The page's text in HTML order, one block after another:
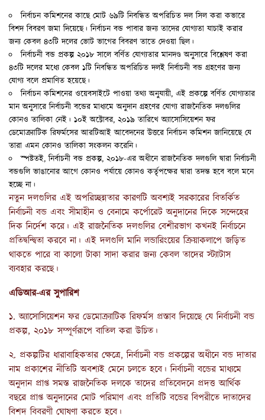
নির্বাচন কমিশনের কাছে মোট ৬৯টি নিবন্ধিত অপরিচিত দল সিল করা কভারে
বিশদ বিবরণ জমা দিয়েছে। নির্বাচন বন্ড পাবার জন্য তাদের যোগ্যতা যাচাই করার
জন্য কেবল ৪৩টি দলের ভোট ভাগের বিবরণ তাতে দেওয়া ছিল।
নির্বাচনী বন্ড প্রকল্প ২০১৮ সালে বর্ণিত যোগ্যতার মানদণ্ড অনুসারে বিশ্লেষণ করা
৪৩টি দলের মধ্যে কেবল ১টি নিবন্ধিত অপরিচিত দলই নির্বাচনী বন্ড গ্রহণের জন্য
যোগ্য বলে প্রমাণিত হয়েছে।
নির্বাচন কমিশনের ওয়েবসাইটে পাওয়া তথ্য অনুযায়ী, এই প্রকল্পে বর্ণিত যোগ্যতার
মান অনুসারে নির্বাচনী বন্ডের মাধ্যমে অনুদান গ্রহণের যোগ্য রাজনৈতিক দলগুলির
কোনও তালিকা নেই। ১০ই অক্টোবর, ২০১৯ তারিখে অ্যাসোসিয়েশন ফর
ডেমোক্র্যাটিক রিফর্মসের আরটিআই আবেদনের উত্তরে নির্বাচন কমিশন জানিয়েছে যে
তারা এমন কোনও তালিকা সংকলন করেনি।
স্পষ্টতই, নির্বাচনী বন্ড প্রকল্প, ২০১৮-এর অধীনে রাজনৈতিক দলগুলি দ্বারা নির্বাচনী
বন্ডগুলি ভাঙানোর আগে কোনও পর্যায়ে কোনও কর্তৃপক্ষের দ্বারা তদন্ত হবে বলে মনে
হচ্ছে না।
নতুন দলগুলির এই অপরিচ্ছন্নতার কারণটি অবশ্যই সরকারের বিতর্কিত
নির্বাচনী বন্ড এবং সীমাহীন ও বেনামে কর্পোরেট অনুদানের দিকে সন্দেহের
দিক নির্দেশ করে। এই রাজনৈতিক দলগুলির বেশীরভাগ কখনই নির্বাচনে
প্রতিদ্বন্দ্বিতা করবে না। এই দলগুলি মানি লন্ডারিংয়ের ক্রিয়াকলাপে জড়িত
থাকতে পারে বা কালো টাকা সাদা করার জন্য কেবল তাদের স্ট্যাটাস
ব্যবহার করছে।
এডিআর-এর সুপারিশ
১. অ্যাসোসিয়েশন ফর ডেমোক্র্যাটিক রিফর্মস প্রস্তাব দিয়েছে যে নির্বাচনী বন্ড
প্রকল্প, ২০১৮ সম্পূর্ণরূপে বাতিল করা উচিত।
২. প্রকল্পটির ধারাবাহিকতার ক্ষেত্রে, নির্বাচনী বন্ড প্রকল্পের অধীনে বন্ড দাতার
নাম প্রকাশের নীতিটি অবশ্যই মেনে চলতে হবে। নির্বাচনী বন্ডের মাধ্যমে
অনুদান প্রাপ্ত সমস্ত রাজনৈতিক দলকে তাদের প্রতিবেদনে প্রদত্ত আর্থিক
বছরে প্রাপ্ত অনুদানের মোট পরিমাণ এবং প্রতিটি বন্ডের বিপরীতে দাতাদের
বিশদ বিবরণী ঘোষণা করতে হবে।